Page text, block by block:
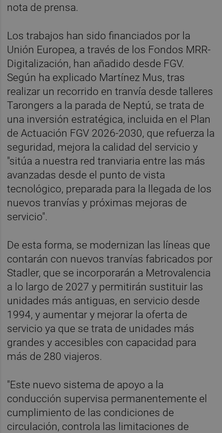
nota de prensa.
Los trabajos han sido financiados por la
Unión Europea, a través de los Fondos MRR-
Digitalización, han añadido desde FGV.
Según ha explicado Martínez Mus, tras
realizar un recorrido en tranvía desde talleres
Tarongers a la parada de Neptú, se trata de
una inversión estratégica, incluida en el Plan
de Actuación FGV 2026-2030, que refuerza la
seguridad, mejora la calidad del servicio y
"sitúa a nuestra red tranviaria entre las más
avanzadas desde el punto de vista
tecnológico, preparada para la llegada de los
nuevos tranvías y próximas mejoras de
servicio".
De esta forma, se modernizan las líneas que
contarán con nuevos tranvías fabricados por
Stadler, que se incorporarán a Metrovalencia
a lo largo de 2027 y permitirán sustituir las
unidades más antiguas, en servicio desde
1994, y aumentar y mejorar la oferta de
servicio ya que se trata de unidades más
grandes y accesibles con capacidad para
más de 280 viajeros.
"Este nuevo sistema de apoyo a la
conducción supervisa permanentemente el
cumplimiento de las condiciones de
circulación, controla las limitaciones de